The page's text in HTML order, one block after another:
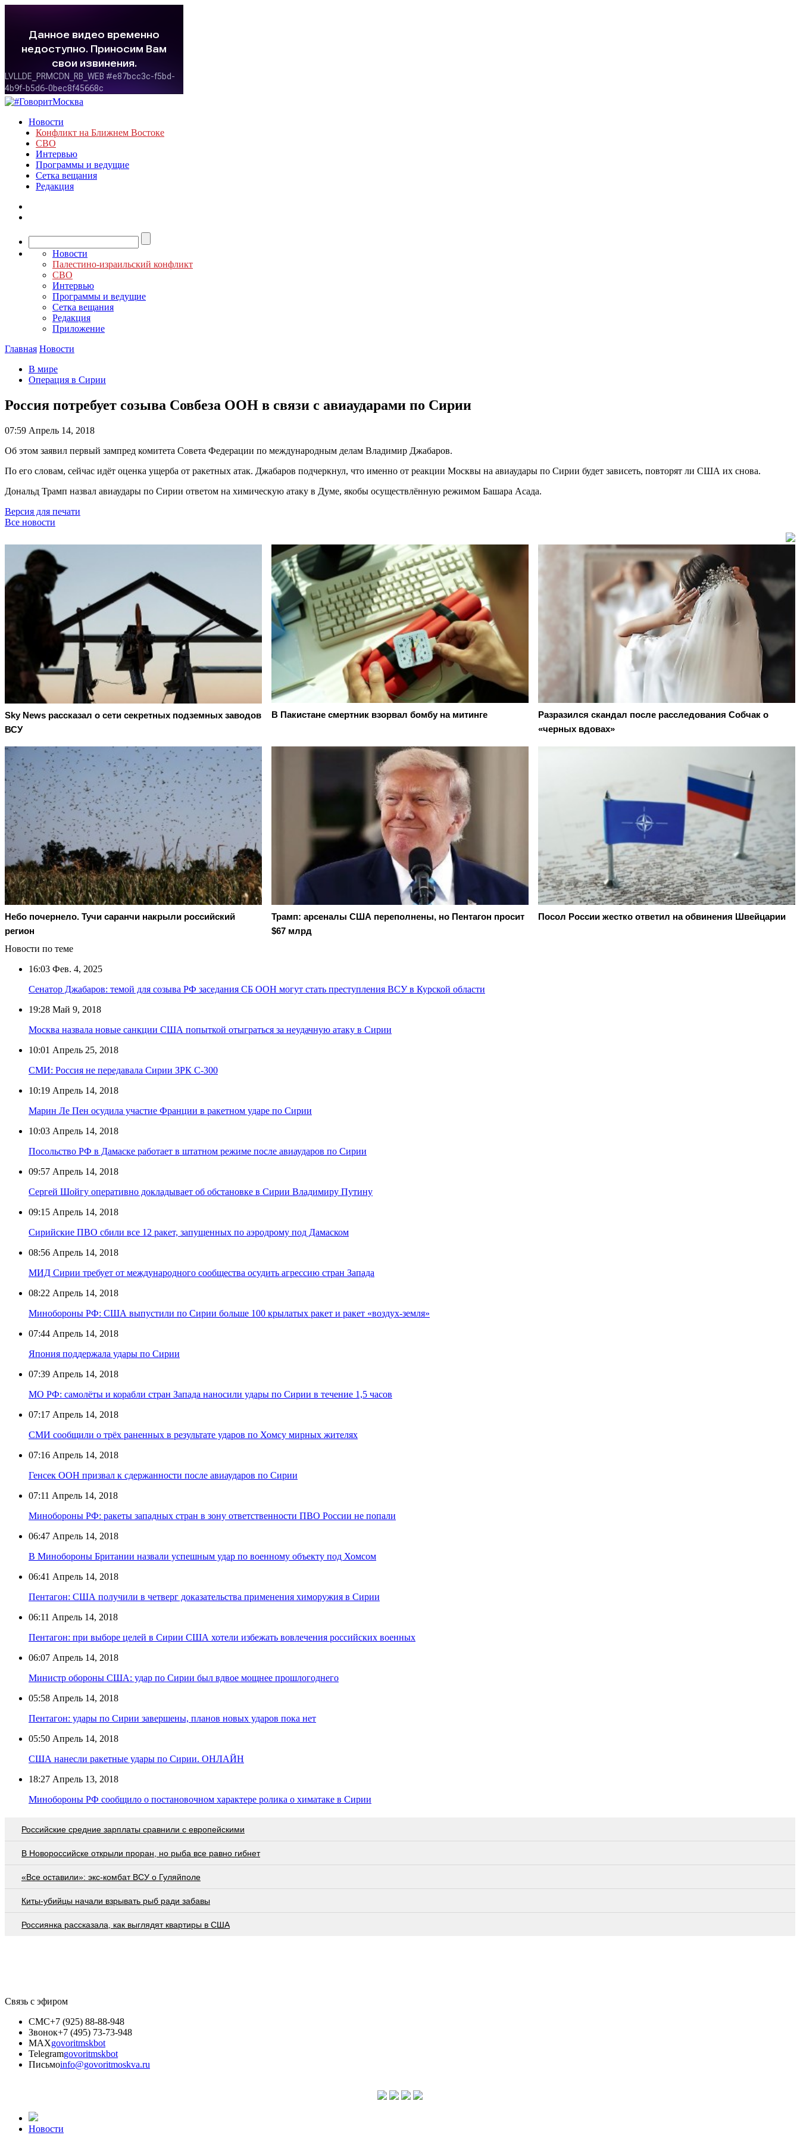
Новости
Конфликт на Ближнем Востоке
СВО
Интервью
Программы и ведущие
Сетка вещания
Редакция
Новости
Палестино-израильский конфликт
СВО
Интервью
Программы и ведущие
Сетка вещания
Редакция
Приложение
Главная Новости
В мире
Операция в Сирии
Россия потребует созыва Совбеза ООН в связи с авиаударами по Сирии
07:59 Апрель 14, 2018
Об этом заявил первый зампред комитета Совета Федерации по международным делам Владимир Джабаров.
По его словам, сейчас идёт оценка ущерба от ракетных атак. Джабаров подчеркнул, что именно от реакции Москвы на авиаудары по Сирии будет зависеть, повторят ли США их снова.
Дональд Трамп назвал авиаудары по Сирии ответом на химическую атаку в Думе, якобы осуществлённую режимом Башара Асада.
Версия для печати
Все новости
Sky News рассказал о сети секретных подземных заводов
ВСУ
В Пакистане смертник взорвал бомбу на митинге
Разразился скандал после расследования Собчак о
«черных вдовах»
Небо почернело. Тучи саранчи накрыли российский
регион
Трамп: арсеналы США переполнены, но Пентагон просит
$67 млрд
Посол России жестко ответил на обвинения Швейцарии
Новости по теме
16:03 Фев. 4, 2025
Сенатор Джабаров: темой для созыва РФ заседания СБ ООН могут стать преступления ВСУ в Курской области
19:28 Май 9, 2018
Москва назвала новые санкции США попыткой отыграться за неудачную атаку в Сирии
10:01 Апрель 25, 2018
СМИ: Россия не передавала Сирии ЗРК С-300
10:19 Апрель 14, 2018
Марин Ле Пен осудила участие Франции в ракетном ударе по Сирии
10:03 Апрель 14, 2018
Посольство РФ в Дамаске работает в штатном режиме после авиаударов по Сирии
09:57 Апрель 14, 2018
Сергей Шойгу оперативно докладывает об обстановке в Сирии Владимиру Путину
09:15 Апрель 14, 2018
Сирийские ПВО сбили все 12 ракет, запущенных по аэродрому под Дамаском
08:56 Апрель 14, 2018
МИД Сирии требует от международного сообщества осудить агрессию стран Запада
08:22 Апрель 14, 2018
Минобороны РФ: США выпустили по Сирии больше 100 крылатых ракет и ракет «воздух-земля»
07:44 Апрель 14, 2018
Япония поддержала удары по Сирии
07:39 Апрель 14, 2018
МО РФ: самолёты и корабли стран Запада наносили удары по Сирии в течение 1,5 часов
07:17 Апрель 14, 2018
СМИ сообщили о трёх раненных в результате ударов по Хомсу мирных жителях
07:16 Апрель 14, 2018
Генсек ООН призвал к сдержанности после авиаударов по Сирии
07:11 Апрель 14, 2018
Минобороны РФ: ракеты западных стран в зону ответственности ПВО России не попали
06:47 Апрель 14, 2018
В Минобороны Британии назвали успешным удар по военному объекту под Хомсом
06:41 Апрель 14, 2018
Пентагон: США получили в четверг доказательства применения химоружия в Сирии
06:11 Апрель 14, 2018
Пентагон: при выборе целей в Сирии США хотели избежать вовлечения российских военных
06:07 Апрель 14, 2018
Министр обороны США: удар по Сирии был вдвое мощнее прошлогоднего
05:58 Апрель 14, 2018
Пентагон: удары по Сирии завершены, планов новых ударов пока нет
05:50 Апрель 14, 2018
США нанесли ракетные удары по Сирии. ОНЛАЙН
18:27 Апрель 13, 2018
Минобороны РФ сообщило о постановочном характере ролика о химатаке в Сирии
Российские средние зарплаты сравнили с европейскими
В Новороссийске открыли проран, но рыба все равно гибнет
«Все оставили»: экс-комбат ВСУ о Гуляйполе
Киты-убийцы начали взрывать рыб ради забавы
Россиянка рассказала, как выглядят квартиры в США
Связь с эфиром
СМС+7 (925) 88-88-948
Звонок+7 (495) 73-73-948
MAXgovoritmskbot
Telegramgovoritmskbot
Письмоinfo@govoritmoskva.ru
Новости